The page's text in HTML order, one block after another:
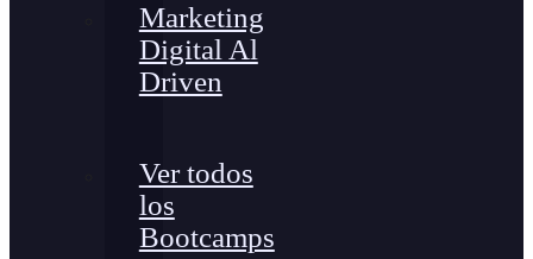
Marketing
Digital Al
Driven
Ver todos
los
Bootcamps